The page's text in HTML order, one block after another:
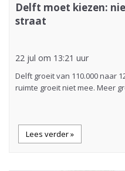
Delft moet kiezen:
straat
22 jul om 13:21 uur
Delft groeit van 110.000 naar
ruimte groeit niet mee. Meer
Lees verder »